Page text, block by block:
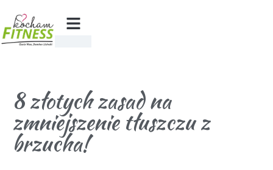
8 złotych zasad na
zmniejszenie tłuszczu z
brzucha!